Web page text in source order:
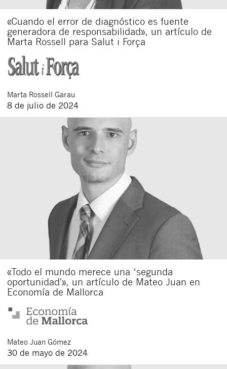
«Cuando el error de diagnóstico es fuente
generadora de responsabilidad», un artículo de
Marta Rossell para Salut i Força
Marta Rossell Garau
8 de julio de 2024
«Todo el mundo merece una ‘segunda
oportunidad'», un artículo de Mateo Juan en
Economía de Mallorca
Mateo Juan Gómez
30 de mayo de 2024